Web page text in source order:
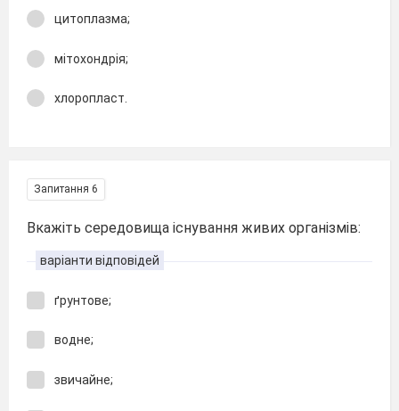
цитоплазма;
мітохондрія;
хлоропласт.
Запитання 6
Вкажіть середовища існування живих організмів:
варіанти відповідей
ґрунтове;
водне;
звичайне;